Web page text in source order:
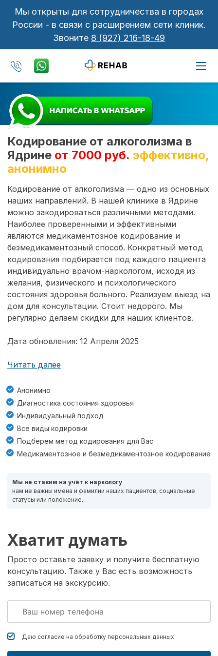
Мы открыты для сотрудничества в городах
России - в связи с расширением сети клиник.
Звоните 8 (927) 216-18-49
Кодирование от алкоголизма в
Ядрине от 7000 руб. эффективно,
анонимно
Кодирование от алкоголизма — одно из основных
наших направлений. В нашей клинике в Ядрине
можно закодироваться различными методами.
Наиболее проверенными и эффективными
являются медикаментозное кодирование и
безмедикаментозный способ. Конкретный метод
кодирования подбирается под каждого пациента
индивидуально врачом-наркологом, исходя из
желания, физического и психологического
состояния здоровья больного. Реализуем выезд на
дом для консультации. Стоит недорого. Мы
регулярно делаем скидки для наших клиентов.
Дата обновления: 12 Апреля 2025
Читать далее
Анонимно
Диагностика состояния здоровья
Индивидуальный подход
Все виды кодировки
Подберем метод кодирования для Вас
Медикаментозное и безмедикаментозное кодирование
Мы не ставим на учёт к наркологу
нам не важны имена и фамилии наших пациентов, социальные
статусы или положение.
Хватит думать
Просто оставьте заявку и получите бесплатную
консультацию. Также у Вас есть возможность
записаться на экскурсию.
Даю согласие на обработку персональных данных